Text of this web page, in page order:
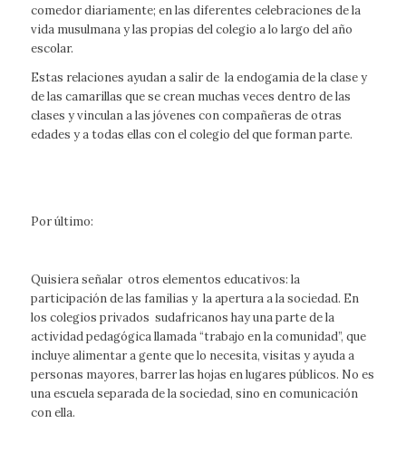
comedor diariamente; en las diferentes celebraciones de la
vida musulmana y las propias del colegio a lo largo del año
escolar.
Estas relaciones ayudan a salir de la endogamia de la clase y
de las camarillas que se crean muchas veces dentro de las
clases y vinculan a las jóvenes con compañeras de otras
edades y a todas ellas con el colegio del que forman parte.
Por último:
Quisiera señalar otros elementos educativos: la
participación de las familias y la apertura a la sociedad. En
los colegios privados sudafricanos hay una parte de la
actividad pedagógica llamada “trabajo en la comunidad”, que
incluye alimentar a gente que lo necesita, visitas y ayuda a
personas mayores, barrer las hojas en lugares públicos. No es
una escuela separada de la sociedad, sino en comunicación
con ella.